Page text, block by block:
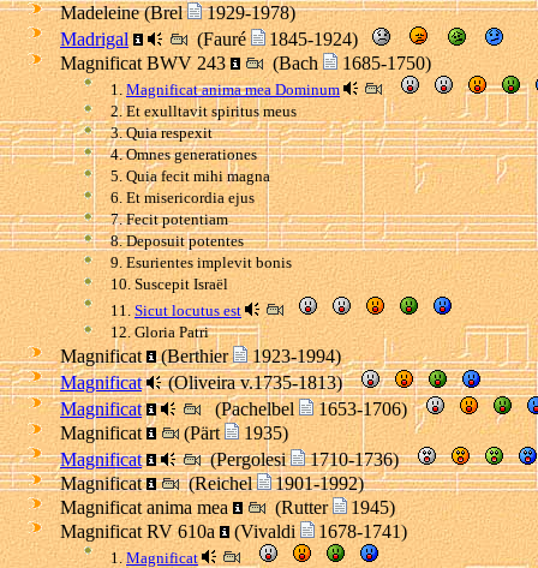
Madeleine (Brel
1929-1978)
Madrigal
(Fauré
1845-1924)
Magnificat BWV 243
(Bach 1685-1750)
1.Magnificat anima mea Dominum
2. Et exulltavit spiritus meus
3. Quia respexit
4. Omnes generationes
5. Quia fecit mihi magna
6. Et misericordia ejus
7. Fecit potentiam
8. Deposuit potentes
9. Esurientes implevit bonis
10. Suscepit Israël
11. Sicut locutus est
12. Gloria Patri
Magnificat (Berthier
1923-1994)
Magnificat
(Oliveira v.1735-1813)
Magnificat
(Pachelbel
1653-1706)
Magnificat
(Pärt
1935)
Magnificat
(Pergolesi
1710-1736)
Magnificat
(Reichel
1901-1992)
Magnificat anima mea
(Rutter
1945)
Magnificat RV 610a
(Vivaldi 1678-1741)
1.Magnificat